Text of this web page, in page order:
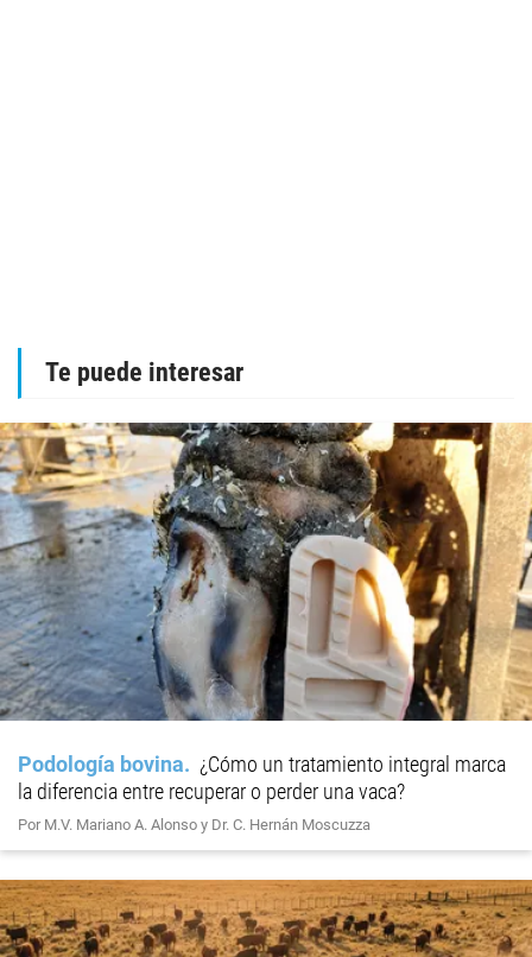
Te puede interesar
Podología bovina
¿Cómo un tratamiento integral marca
la diferencia entre recuperar o perder una vaca?
Por M.V. Mariano A. Alonso y Dr. C. Hernán Moscuzza